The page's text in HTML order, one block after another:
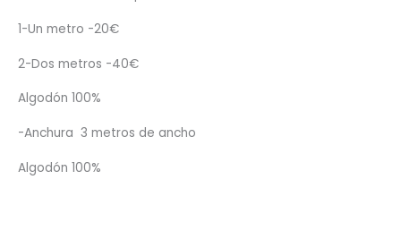
1-Un metro -20€
2-Dos metros -40€
Algodón 100%
-Anchura 3 metros de ancho
Algodón 100%